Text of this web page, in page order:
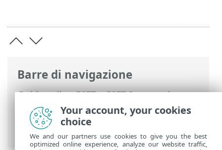
Barre di navigazione
Guida online ESET>ESET Password
Manager
>Utilizzo di ESET Password
Manager
>Impostazioni >
> Chiudi account Password Manager
Your account, your cookies
choice
We and our partners use cookies to give you the best
optimized online experience, analyze our website traffic,